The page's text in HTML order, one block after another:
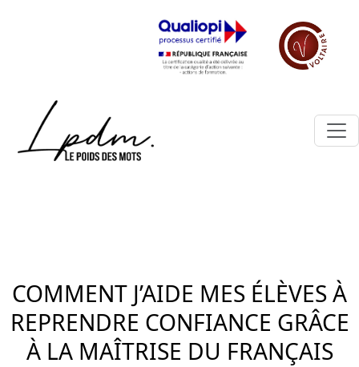
COMMENT J’AIDE MES ÉLÈVES À
REPRENDRE CONFIANCE GRÂCE
À LA MAÎTRISE DU FRANÇAIS